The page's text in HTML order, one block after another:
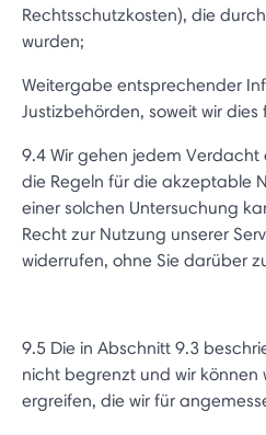
Rechtsschutzkosten), die
wurden;
Weitergabe entsprechender
Justizbehörden, soweit wir
9.4 Wir gehen jedem
die Regeln für die akzeptable
einer solchen Untersuchung
Recht zur Nutzung unserer
widerrufen, ohne Sie darüber
9.5 Die in Abschnitt 9.3
nicht begrenzt und wir können
ergreifen, die wir für